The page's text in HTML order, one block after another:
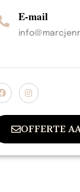
E-mail
OFFERTE